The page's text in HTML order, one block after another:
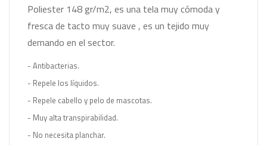
Poliester 148 gr/m2, es una tela muy cómoda y
fresca de tacto muy suave , es un tejido muy
demando en el sector.
- Antibacterias.
- Repele los líquidos.
- Repele cabello y pelo de mascotas.
- Muy alta transpirabilidad.
- No necesita planchar.